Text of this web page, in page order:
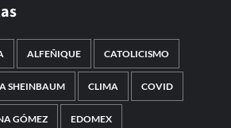
ALFEÑIQUE CATOLICISMO
SHEINBAUM CLIMA COVID
GÓMEZ EDOMEX